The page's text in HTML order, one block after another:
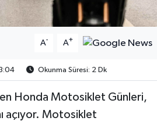
A- A+
Okunma Süresi: 2 Dk
Honda Motosiklet Günleri,
açıyor. Motosiklet